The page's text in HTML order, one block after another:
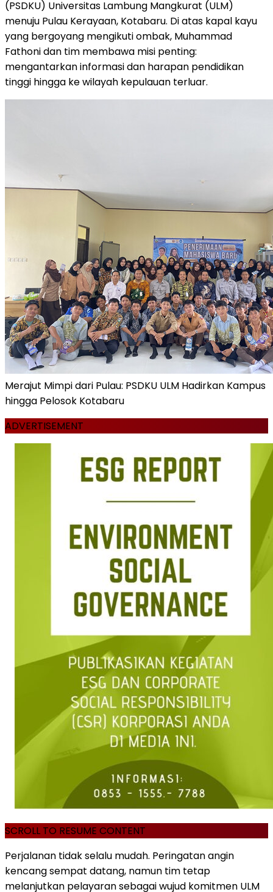
(PSDKU) Universitas Lambung Mangkurat (ULM)
menuju Pulau Kerayaan, Kotabaru. Di atas kapal kayu
yang bergoyang mengikuti ombak, Muhammad
Fathoni dan tim membawa misi penting:
mengantarkan informasi dan harapan pendidikan
tinggi hingga ke wilayah kepulauan terluar.
Merajut Mimpi dari Pulau: PSDKU ULM Hadirkan Kampus
hingga Pelosok Kotabaru
ADVERTISEMENT
SCROLL TO RESUME CONTENT
Perjalanan tidak selalu mudah. Peringatan angin
kencang sempat datang, namun tim tetap
melanjutkan pelayaran sebagai wujud komitmen ULM